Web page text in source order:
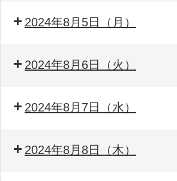
2024年8月5日（月）
2024年8月6日（火）
2024年8月7日（水）
2024年8月8日（木）